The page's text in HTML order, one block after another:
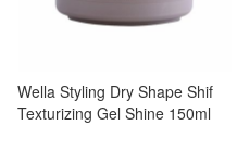
Wella Styling Dry Shape Shif
Texturizing Gel Shine 150ml